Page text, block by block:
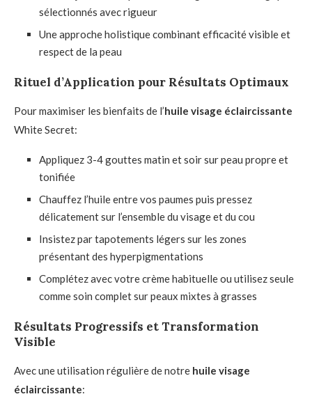
sélectionnés avec rigueur
Une approche holistique combinant efficacité visible et
respect de la peau
Rituel d’Application pour Résultats Optimaux
Pour maximiser les bienfaits de l’huile visage éclaircissante
White Secret:
Appliquez 3-4 gouttes matin et soir sur peau propre et
tonifiée
Chauffez l’huile entre vos paumes puis pressez
délicatement sur l’ensemble du visage et du cou
Insistez par tapotements légers sur les zones
présentant des hyperpigmentations
Complétez avec votre crème habituelle ou utilisez seule
comme soin complet sur peaux mixtes à grasses
Résultats Progressifs et Transformation
Visible
Avec une utilisation régulière de notre huile visage
éclaircissante: